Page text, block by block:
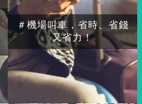
＃機場叫車，省時、省錢
又省力！